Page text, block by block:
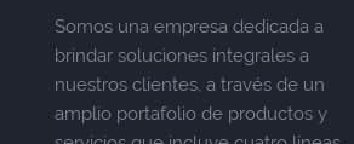
Somos una empresa dedicada a
brindar soluciones integrales a
nuestros clientes, a través de un
amplio portafolio de productos y